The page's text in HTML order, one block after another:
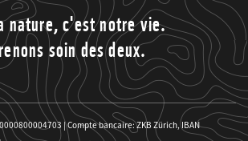
nature, c'est notre vie.
soin des deux.
| Compte bancaire: ZKB Zürich, IBAN